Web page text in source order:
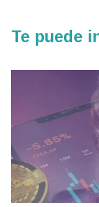
Te puede